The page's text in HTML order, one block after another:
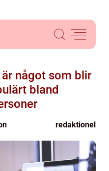
något som blir
bland
redaktionel